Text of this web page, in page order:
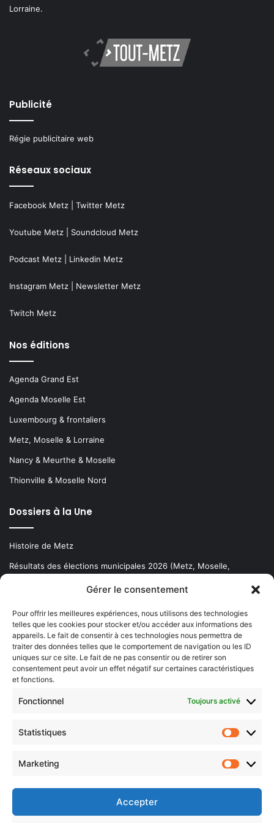
Gérer le consentement
Pour offrir les meilleures expériences, nous utilisons des technologies
telles que les cookies pour stocker et/ou accéder aux informations des
appareils. Le fait de consentir à ces technologies nous permettra de
traiter des données telles que le comportement de navigation ou les ID
uniques sur ce site. Le fait de ne pas consentir ou de retirer son
consentement peut avoir un effet négatif sur certaines caractéristiques
et fonctions.
Fonctionnel Toujours activé
Statistiques
Marketing
Accepter
Lorraine.
Publicité
Régie publicitaire web
Réseaux sociaux
Facebook Metz Twitter Metz
Youtube Metz Soundcloud Metz
Podcast Metz Linkedin Metz
Instagram Metz Newsletter Metz
Twitch Metz
Nos éditions
Agenda Grand Est
Agenda Moselle Est
Luxembourg & frontaliers
Metz, Moselle & Lorraine
Nancy & Meurthe & Moselle
Thionville & Moselle Nord
Dossiers à la Une
Histoire de Metz
Résultats des élections municipales 2026 (Metz, Moselle,
Newsletter gratuite
Choisissez : matin, soir ou hebdo ?
votre